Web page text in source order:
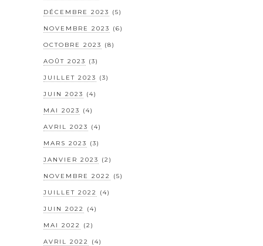
DÉCEMBRE 2023 (5)
NOVEMBRE 2023 (6)
OCTOBRE 2023 (8)
AOÛT 2023 (3)
JUILLET 2023 (3)
JUIN 2023 (4)
MAI 2023 (4)
AVRIL 2023 (4)
MARS 2023 (3)
JANVIER 2023 (2)
NOVEMBRE 2022 (5)
JUILLET 2022 (4)
JUIN 2022 (4)
MAI 2022 (2)
AVRIL 2022 (4)